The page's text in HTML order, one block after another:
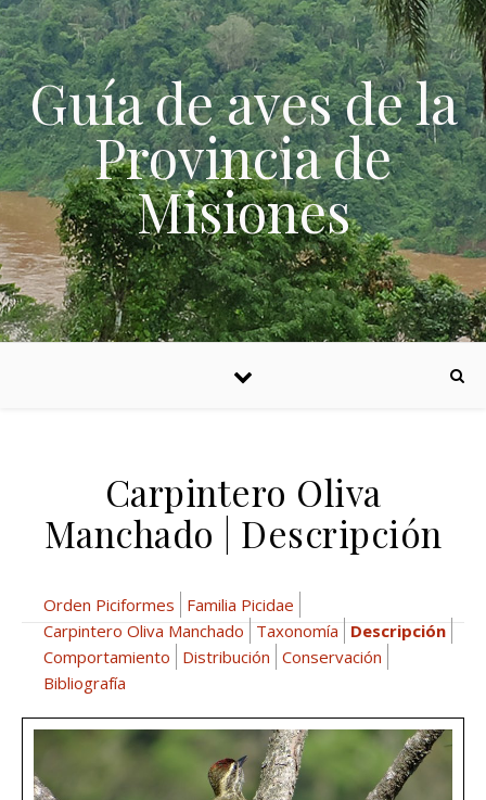
Skip to content
Guía de aves de la
Provincia de
Misiones
Carpintero Oliva
Manchado | Descripción
Orden Piciformes
Familia Picidae
Carpintero Oliva Manchado
Taxonomía
Descripción
Comportamiento
Distribución Conservación
Bibliografía